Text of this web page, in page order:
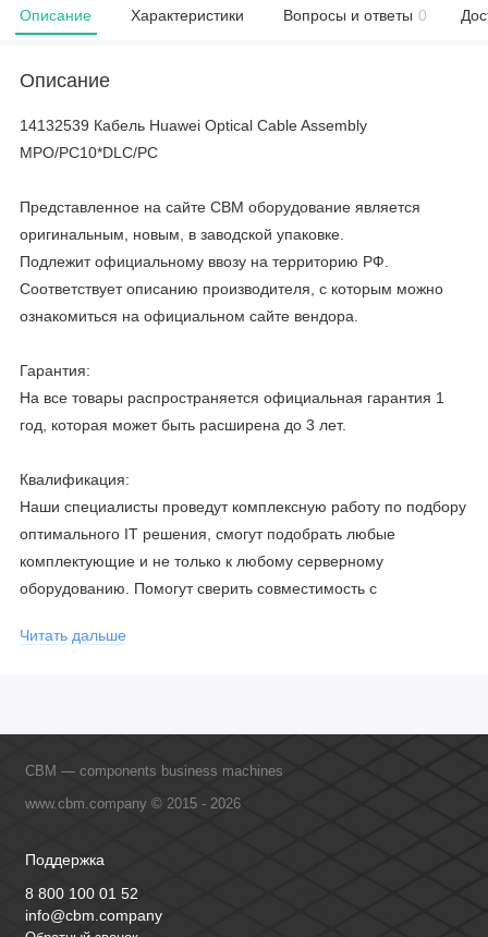
Описание Характеристики Вопросы и ответы 0
Описание
14132539 Кабель Huawei Optical Cable Assembly
MPO/PC10*DLC/PC
Представленное на сайте CBM оборудование является
оригинальным, новым, в заводской упаковке.
Подлежит официальному ввозу на территорию РФ.
Соответствует описанию производителя, с которым можно
ознакомиться на официальном сайте вендора.
Гарантия:
На все товары распространяется официальная гарантия 1
год, которая может быть расширена до 3 лет.
Квалификация:
Наши специалисты проведут комплексную работу по подбору
оптимального IT решения, смогут подобрать любые
комплектующие и не только к любому серверному
оборудованию. Помогут сверить совместимость с
официальными производителями и проводим регулярное
Читать дальше
CBM — components business machines
www.cbm.company © 2015 - 2026
Поддержка
8 800 100 01 52
info@cbm.company